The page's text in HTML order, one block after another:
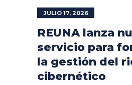
JULIO 17, 2026
REUNA lanza
servicio para
la gestión del
cibernético